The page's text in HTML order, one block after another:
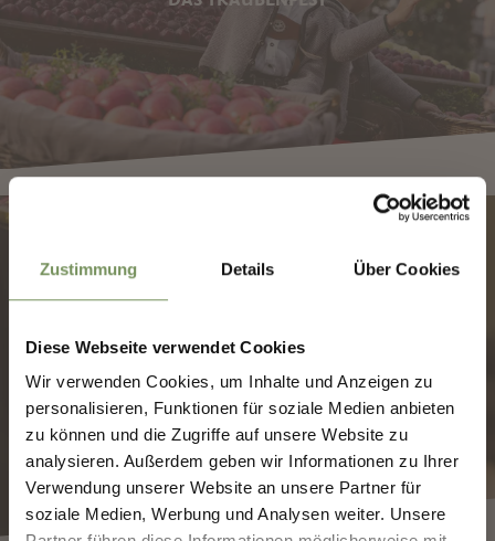
Zustimmung Details Über Cookies
Diese Webseite verwendet Cookies
Wir verwenden Cookies, um Inhalte und Anzeigen zu
personalisieren, Funktionen für soziale Medien anbieten
zu können und die Zugriffe auf unsere Website zu
analysieren. Außerdem geben wir Informationen zu Ihrer
Verwendung unserer Website an unsere Partner für
soziale Medien, Werbung und Analysen weiter. Unsere
✖
MERANS ZUKUNFT
GESTALTEN — GEMEINSAM.
MERANS ZUKUNFT GESTALTEN —
GEMEINSAM.
Deine Meinung zählt. Scannen, teilen, bewegen.